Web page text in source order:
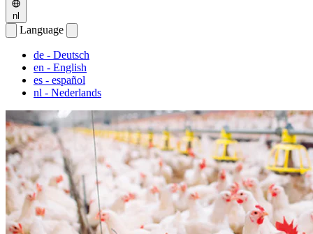
nl
Language
de - Deutsch
en - English
es - español
nl - Nederlands